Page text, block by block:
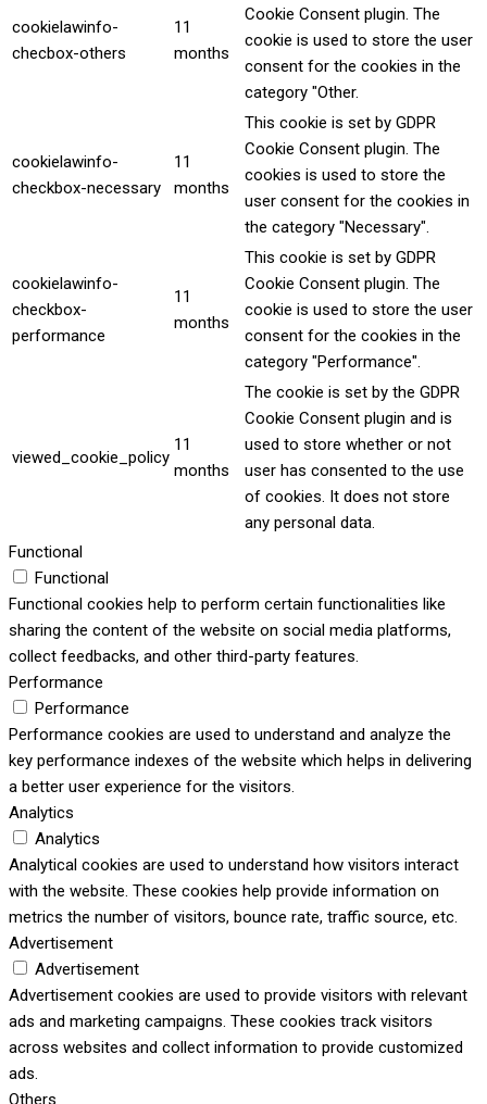
cookielawinfo-
checbox-others
11
months
Cookie Consent plugin. The
cookie is used to store the user
consent for the cookies in the
category "Other.
cookielawinfo-
checkbox-necessary
11
months
This cookie is set by GDPR
Cookie Consent plugin. The
cookies is used to store the
user consent for the cookies in
the category "Necessary".
cookielawinfo-
checkbox-
performance
11
months
This cookie is set by GDPR
Cookie Consent plugin. The
cookie is used to store the user
consent for the cookies in the
category "Performance".
viewed_cookie_policy
11
months
The cookie is set by the GDPR
Cookie Consent plugin and is
used to store whether or not
user has consented to the use
of cookies. It does not store
any personal data.
Functional
Functional
Functional cookies help to perform certain functionalities like
sharing the content of the website on social media platforms,
collect feedbacks, and other third-party features.
Performance
Performance
Performance cookies are used to understand and analyze the
key performance indexes of the website which helps in delivering
a better user experience for the visitors.
Analytics
Analytics
Analytical cookies are used to understand how visitors interact
with the website. These cookies help provide information on
metrics the number of visitors, bounce rate, traffic source, etc.
Advertisement
Advertisement
Advertisement cookies are used to provide visitors with relevant
ads and marketing campaigns. These cookies track visitors
across websites and collect information to provide customized
ads.
Others